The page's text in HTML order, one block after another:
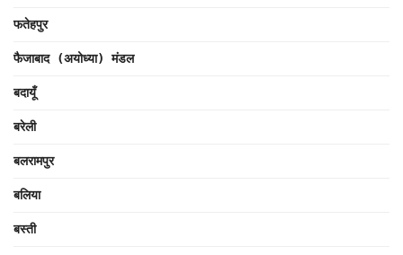
फतेहपुर
फैजाबाद (अयोध्या) मंडल
बदायूँ
बरेली
बलरामपुर
बलिया
बस्ती